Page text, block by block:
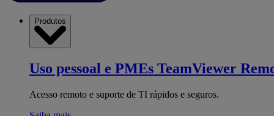
Produtos
Uso pessoal e PMEs TeamViewer
Acesso remoto e suporte de TI rápidos e seguros.